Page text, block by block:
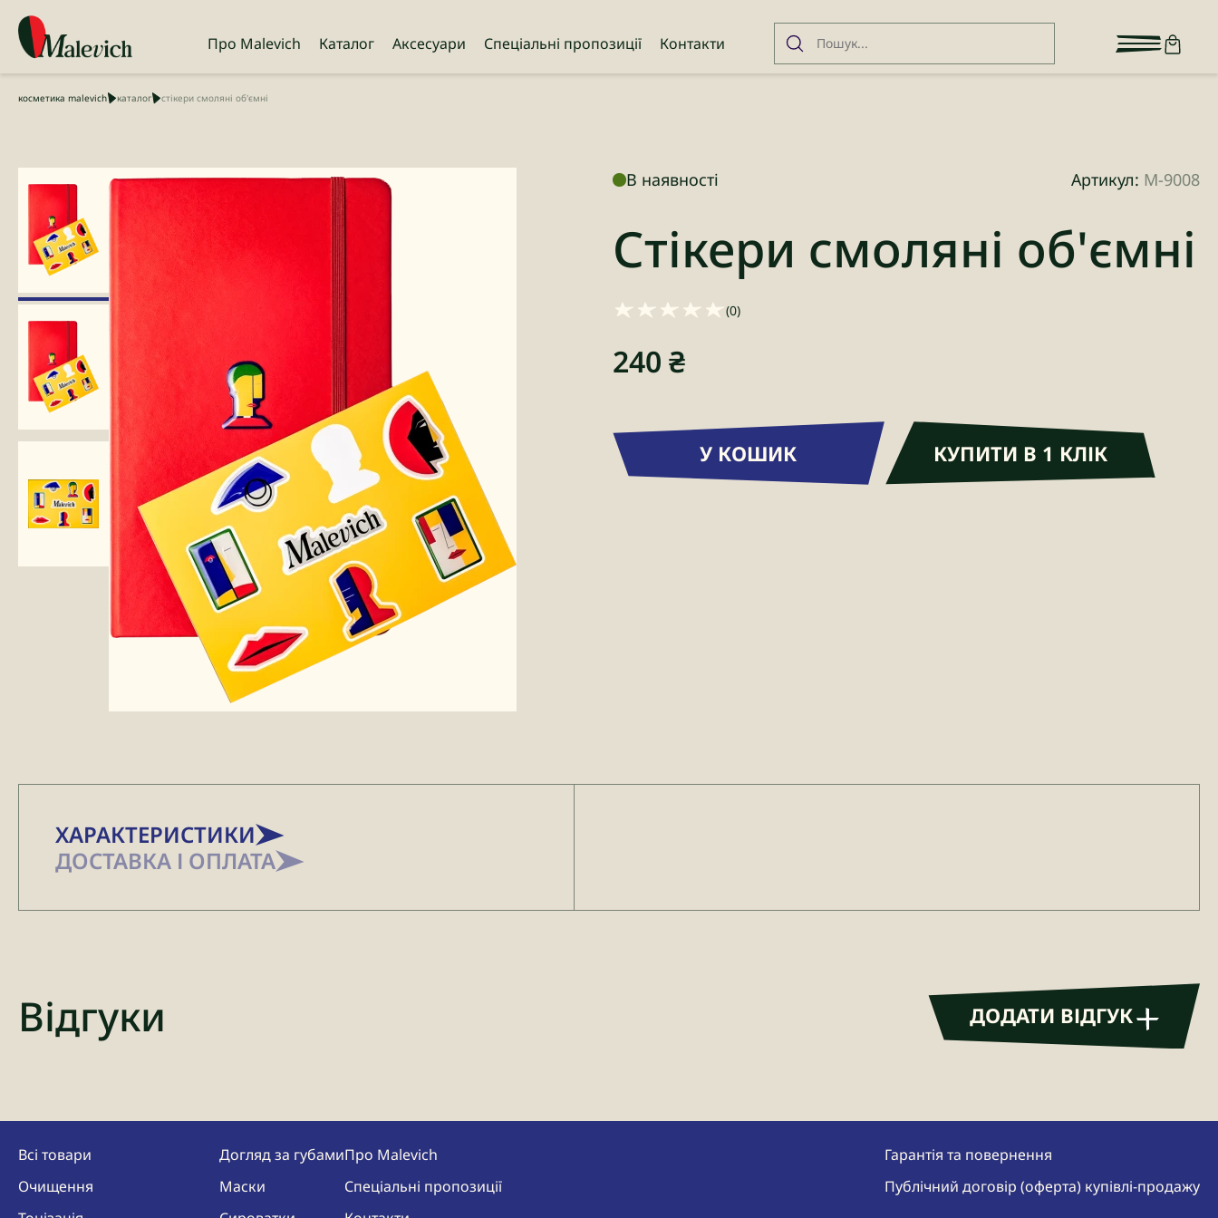
Про Malevich Каталог Аксесуари Спеціальні пропозиції Контакти
косметика malevich каталог стікери смоляні об'ємні
В наявності Артикул: М-9008
Стікери смоляні об'ємні
(0)
240 ₴
У КОШИК КУПИТИ В 1 КЛІК
ХАРАКТЕРИСТИКИ
ДОСТАВКА І ОПЛАТА
Відгуки ДОДАТИ ВІДГУК
Всі товари
Очищення
Догляд за губами
Маски
Про Malevich
Спеціальні пропозиції
Гарантія та повернення
Публічний договір (оферта) купівлі-продажу